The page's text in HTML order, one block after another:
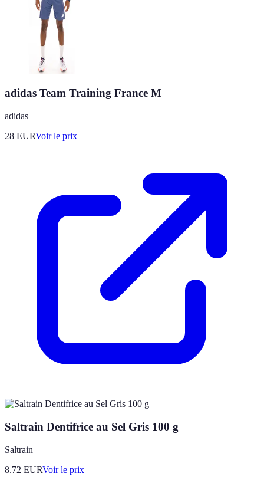
adidas Team Training France M
adidas
28 EURVoir le prix
Saltrain Dentifrice au Sel Gris 100 g
Saltrain
8.72 EURVoir le prix